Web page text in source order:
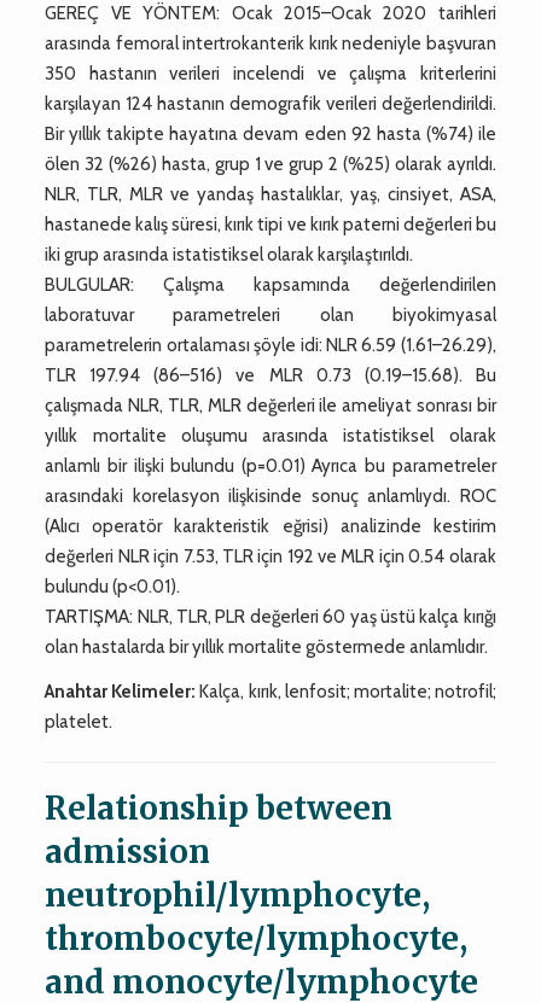
GEREÇ VE YÖNTEM: Ocak 2015–Ocak 2020 tarihleri
arasında femoral intertrokanterik kırık nedeniyle başvuran
350 hastanın verileri incelendi ve çalışma kriterlerini
karşılayan 124 hastanın demografik verileri değerlendirildi.
Bir yıllık takipte hayatına devam eden 92 hasta (%74) ile
ölen 32 (%26) hasta, grup 1 ve grup 2 (%25) olarak ayrıldı.
NLR, TLR, MLR ve yandaş hastalıklar, yaş, cinsiyet, ASA,
hastanede kalış süresi, kırık tipi ve kırık paterni değerleri bu
iki grup arasında istatistiksel olarak karşılaştırıldı.
BULGULAR: Çalışma kapsamında değerlendirilen
laboratuvar parametreleri olan biyokimyasal
parametrelerin ortalaması şöyle idi: NLR 6.59 (1.61–26.29),
TLR 197.94 (86–516) ve MLR 0.73 (0.19–15.68). Bu
çalışmada NLR, TLR, MLR değerleri ile ameliyat sonrası bir
yıllık mortalite oluşumu arasında istatistiksel olarak
anlamlı bir ilişki bulundu (p=0.01) Ayrıca bu parametreler
arasındaki korelasyon ilişkisinde sonuç anlamlıydı. ROC
(Alıcı operatör karakteristik eğrisi) analizinde kestirim
değerleri NLR için 7.53, TLR için 192 ve MLR için 0.54 olarak
bulundu (p<0.01).
TARTIŞMA: NLR, TLR, PLR değerleri 60 yaş üstü kalça kırığı
olan hastalarda bir yıllık mortalite göstermede anlamlıdır.
Anahtar Kelimeler: Kalça, kırık, lenfosit; mortalite; notrofil;
platelet.
Relationship between
admission
neutrophil/lymphocyte,
thrombocyte/lymphocyte,
and monocyte/lymphocyte